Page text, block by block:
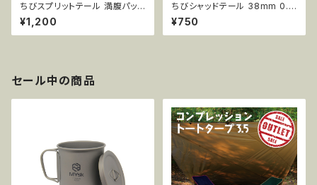
ちびスプリットテール 満腹パック
38mm 0.7g 50pcs AR43
¥1,200
ちびシャッドテール 38mm 0.8
5g 20pcs AR66
¥750
セール中の商品